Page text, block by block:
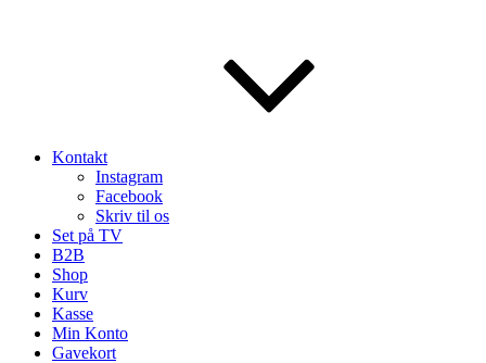
Kontakt
Instagram
Facebook
Skriv til os
Set på TV
B2B
Shop
Kurv
Kasse
Min Konto
Gavekort